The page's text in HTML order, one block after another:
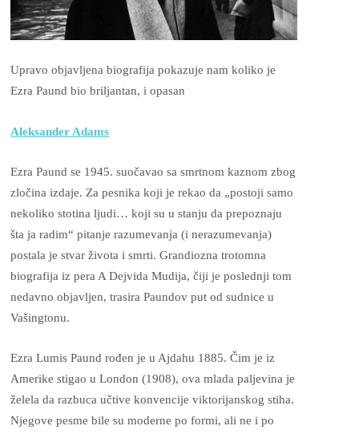
Upravo objavljena biografija pokazuje nam koliko je
Ezra Paund bio briljantan, i opasan
Aleksander Adams
Ezra Paund se 1945. suočavao sa smrtnom kaznom zbog
zločina izdaje. Za pesnika koji je rekao da „postoji samo
nekoliko stotina ljudi… koji su u stanju da prepoznaju
šta ja radim“ pitanje razumevanja (i nerazumevanja)
postala je stvar života i smrti. Grandiozna trotomna
biografija iz pera A Dejvida Mudija, čiji je poslednji tom
nedavno objavljen, trasira Paundov put od sudnice u
Vašingtonu.
Ezra Lumis Paund rođen je u Ajdahu 1885. Čim je iz
Amerike stigao u London (1908), ova mlada paljevina je
želela da razbuca učtive konvencije viktorijanskog stiha.
Njegove pesme bile su moderne po formi, ali ne i po